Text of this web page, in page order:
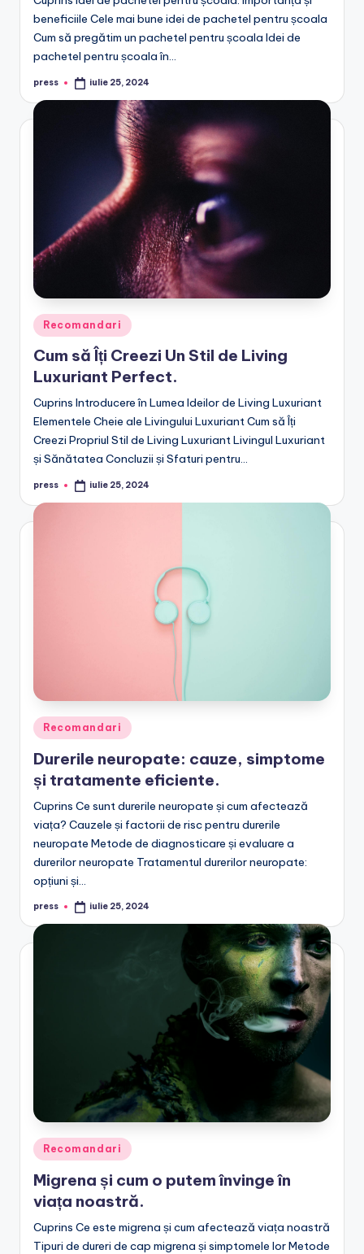
beneficiile Cele mai bune idei de pachetel pentru școala
Cum să pregătim un pachetel pentru școala Idei de
pachetel pentru școala în…
Posted
press iulie 25, 2024
Posted
in
Recomandari
Cum să Îți Creezi Un Stil de Living
Luxuriant Perfect.
Cuprins Introducere în Lumea Ideilor de Living Luxuriant
Elementele Cheie ale Livingului Luxuriant Cum să Îți
Creezi Propriul Stil de Living Luxuriant Livingul Luxuriant
și Sănătatea Concluzii și Sfaturi pentru…
Posted
press iulie 25, 2024
Posted
in
Recomandari
Durerile neuropate: cauze, simptome
și tratamente eficiente.
Cuprins Ce sunt durerile neuropate și cum afectează
viața? Cauzele și factorii de risc pentru durerile
neuropate Metode de diagnosticare și evaluare a
durerilor neuropate Tratamentul durerilor neuropate:
opțiuni și…
Posted
press iulie 25, 2024
Posted
in
Recomandari
Migrena și cum o putem învinge în
viața noastră.
Cuprins Ce este migrena și cum afectează viața noastră
Tipuri de dureri de cap migrena și simptomele lor Metode